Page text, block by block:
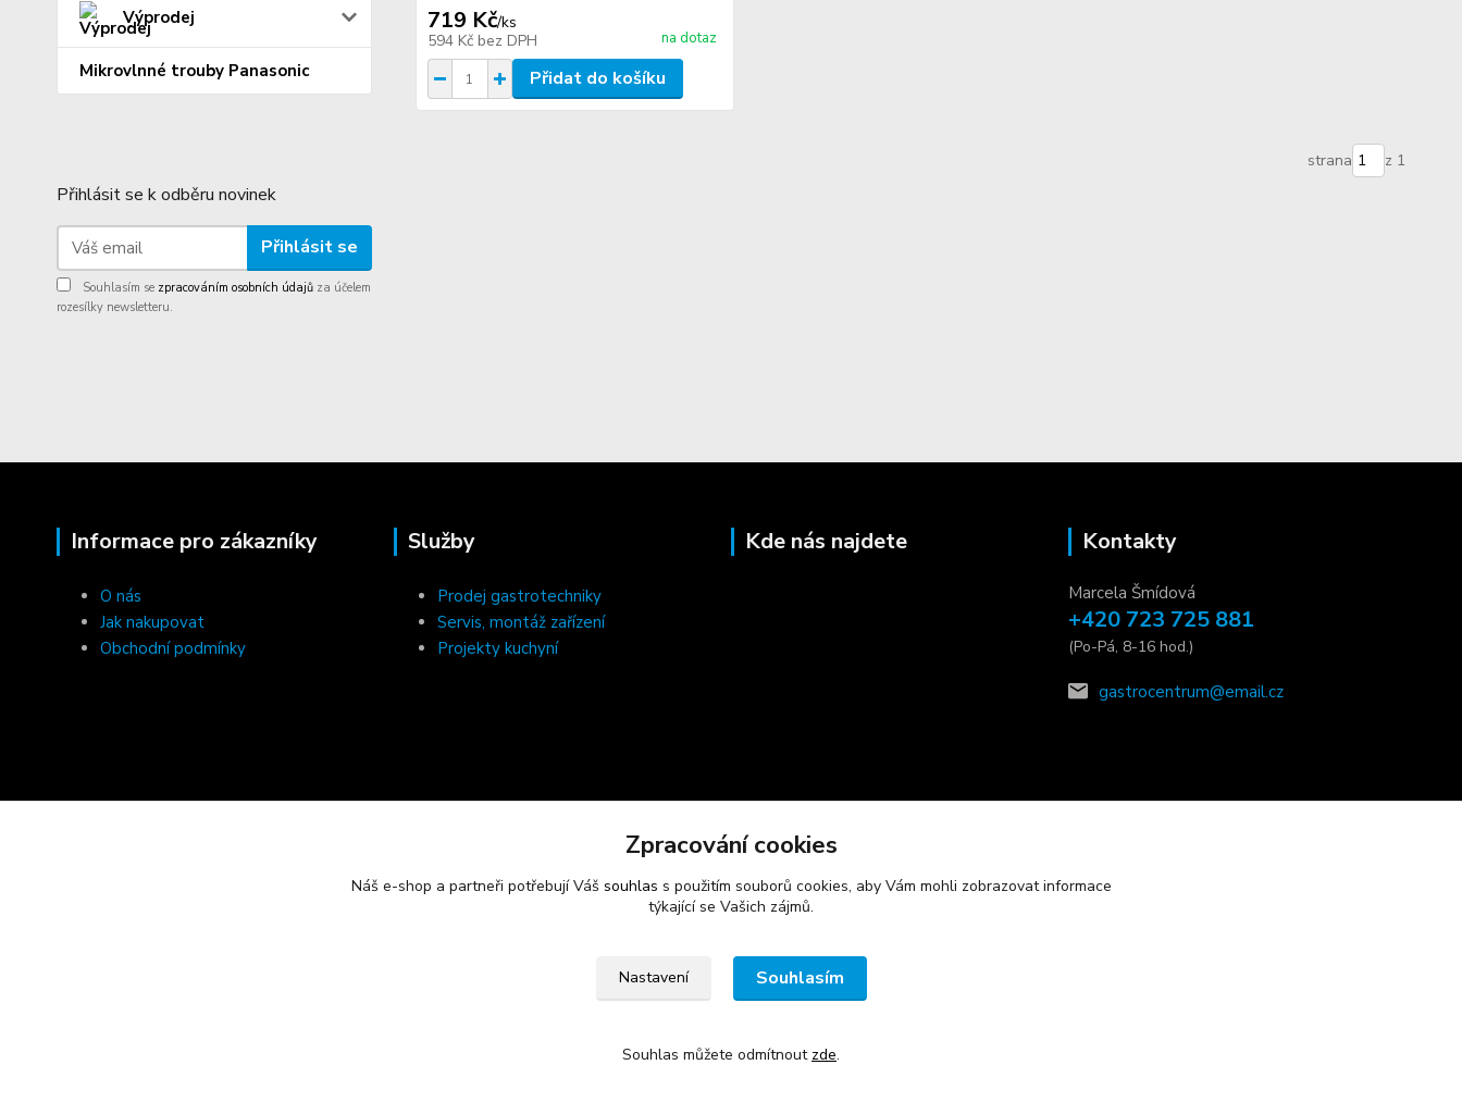
Výprodej
Mikrovlnné trouby Panasonic
Přihlásit se k odběru novinek
Přihlásit se
Souhlasím se zpracováním osobních údajů za účelem
rozesílky newsletteru.
719 Kč/ks
594 Kč bez DPH na dotaz
Přidat do košíku
strana z 1
Informace pro zákazníky
O nás
Jak nakupovat
Obchodní podmínky
Služby
Prodej gastrotechniky
Servis, montáž zařízení
Projekty kuchyní
Kde nás najdete Kontakty
Marcela Šmídová
+420 723 725 881
(Po-Pá, 8-16 hod.)
gastrocentrum@email.cz
Zpracování cookies
Náš e-shop a partneři potřebují Váš souhlas s použitím souborů cookies, aby Vám mohli zobrazovat informace
týkající se Vašich zájmů.
Nastavení Souhlasím
Souhlas můžete odmítnout zde.